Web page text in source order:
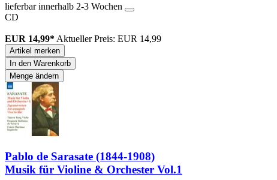
lieferbar innerhalb 2-3 Wochen
CD
EUR 14,99* Aktueller Preis: EUR 14,99
Artikel merken
In den Warenkorb
Menge ändern
Pablo de Sarasate (1844-1908)
Musik für Violine & Orchester Vol.1